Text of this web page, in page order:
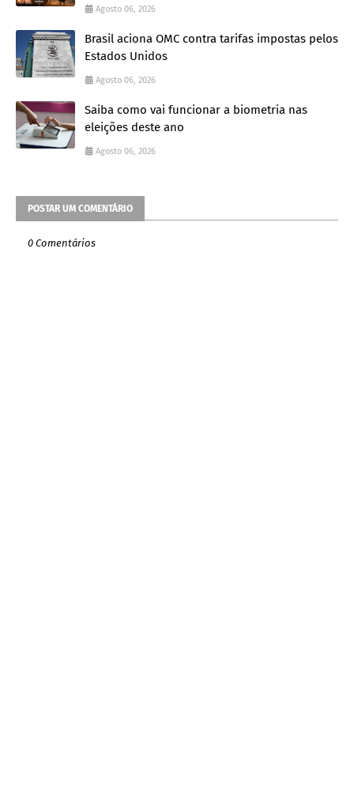
Agosto 06, 2026
Brasil aciona OMC contra tarifas impostas pelos
Estados Unidos
Agosto 06, 2026
Saiba como vai funcionar a biometria nas
eleições deste ano
Agosto 06, 2026
POSTAR UM COMENTÁRIO
0 Comentários